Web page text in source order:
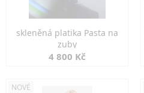
skleněná platika Pasta na
zuby
4 800 Kč
NOVÉ